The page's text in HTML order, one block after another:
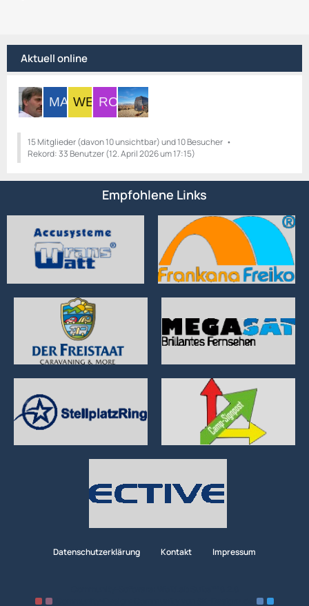
Aktuell online
15 Mitglieder (davon 10 unsichtbar) und 10 Besucher
Rekord: 33 Benutzer (12. April 2026 um 17:15)
Empfohlene Links
Datenschutzerklärung Kontakt Impressum